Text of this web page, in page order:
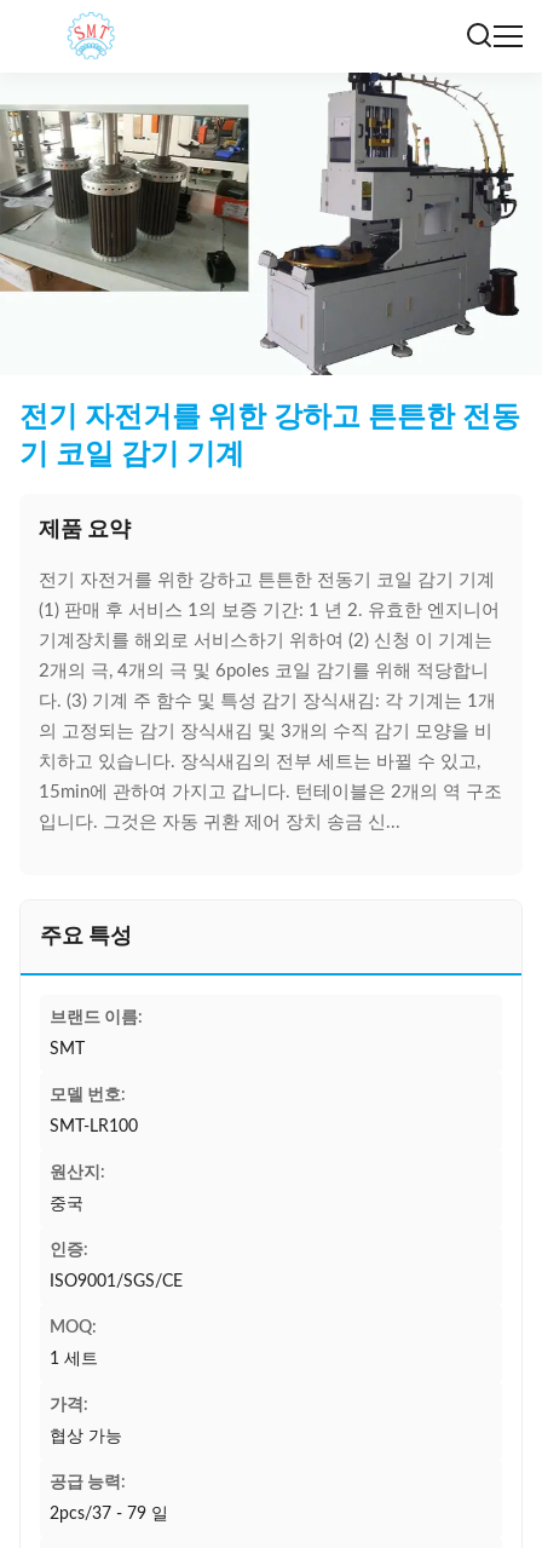
전기 자전거를 위한 강하고 튼튼한 전동
기 코일 감기 기계
제품 요약
전기 자전거를 위한 강하고 튼튼한 전동기 코일 감기 기계
(1) 판매 후 서비스 1의 보증 기간: 1 년 2. 유효한 엔지니어
기계장치를 해외로 서비스하기 위하여 (2) 신청 이 기계는
2개의 극, 4개의 극 및 6poles 코일 감기를 위해 적당합니
다. (3) 기계 주 함수 및 특성 감기 장식새김: 각 기계는 1개
의 고정되는 감기 장식새김 및 3개의 수직 감기 모양을 비
치하고 있습니다. 장식새김의 전부 세트는 바뀔 수 있고,
15min에 관하여 가지고 갑니다. 턴테이블은 2개의 역 구조
입니다. 그것은 자동 귀환 제어 장치 송금 신...
주요 특성
브랜드 이름:
SMT
모델 번호:
SMT-LR100
원산지:
중국
인증:
ISO9001/SGS/CE
MOQ:
1 세트
가격:
협상 가능
공급 능력:
2pcs/37 - 79 일